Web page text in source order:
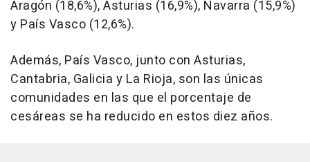
Aragón (18,6%), Asturias (16,9%), Navarra (15,9%)
y País Vasco (12,6%).
Además, País Vasco, junto con Asturias,
Cantabria, Galicia y La Rioja, son las únicas
comunidades en las que el porcentaje de
cesáreas se ha reducido en estos diez años.